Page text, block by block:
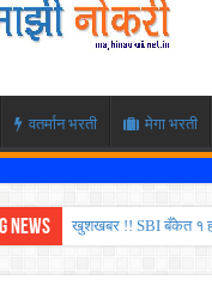
वतर्मान भरती मेगा भरती
News खुशखबर !! SBI बँकेत १